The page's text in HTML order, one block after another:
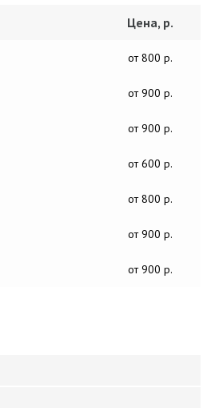
Цена, р.
от 800 р.
от 900 р.
от 900 р.
от 600 р.
от 800 р.
от 900 р.
от 900 р.